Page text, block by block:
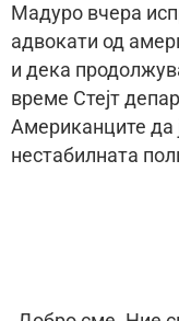
Мадуро вчера
адвокати од
и дека
време Стејт
Американците да
нестабилната